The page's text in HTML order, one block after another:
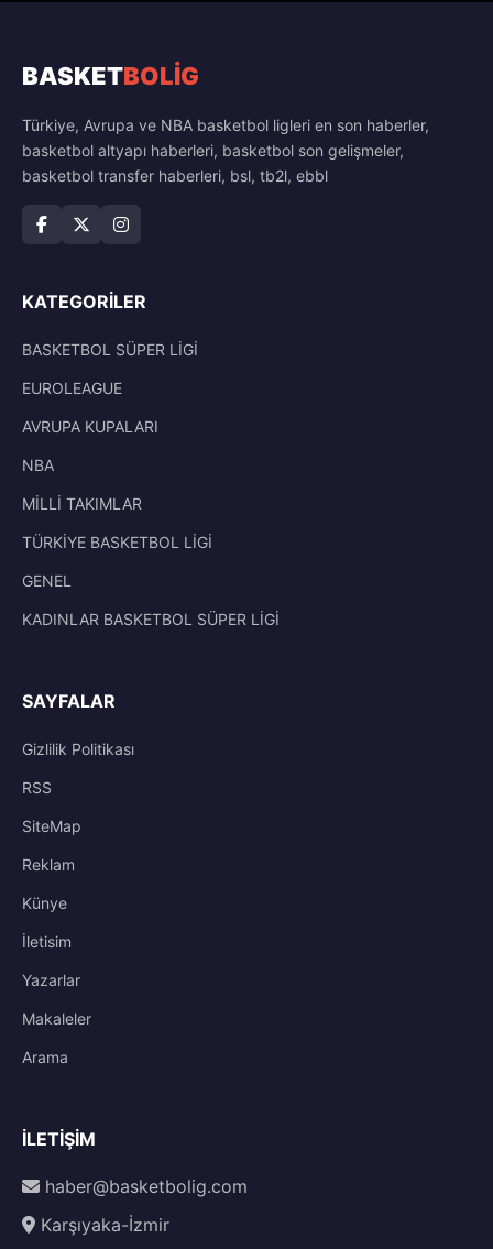
BASKETBOLİG
Türkiye, Avrupa ve NBA basketbol ligleri en son haberler,
basketbol altyapı haberleri, basketbol son gelişmeler,
basketbol transfer haberleri, bsl, tb2l, ebbl
KATEGORILER
BASKETBOL SÜPER LİGİ
EUROLEAGUE
AVRUPA KUPALARI
NBA
MİLLİ TAKIMLAR
TÜRKİYE BASKETBOL LİGİ
GENEL
KADINLAR BASKETBOL SÜPER LİGİ
SAYFALAR
Gizlilik Politikası
RSS
SiteMap
Reklam
Künye
İletisim
Yazarlar
Makaleler
Arama
İLETIŞIM
haber@basketbolig.com
Karşıyaka-İzmir